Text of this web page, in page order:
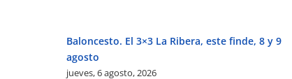
Baloncesto. El 3×3 La Ribera, este finde, 8 y 9
agosto
jueves, 6 agosto, 2026